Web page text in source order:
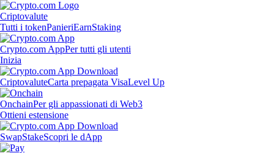
Criptovalute
Tutti i tokenPanieriEarnStaking
Crypto.com AppPer tutti gli utenti
Inizia
CriptovaluteCarta prepagata VisaLevel Up
OnchainPer gli appassionati di Web3
Ottieni estensione
SwapStakeScopri le dApp